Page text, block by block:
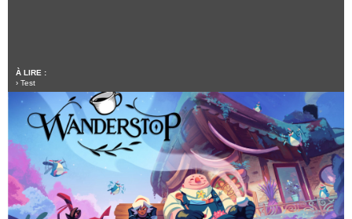
À LIRE :
› Test